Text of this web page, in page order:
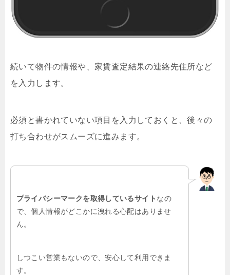
続いて物件の情報や、家賃査定結果の連絡先住所など
を入力します。
必須と書かれていない項目を入力しておくと、後々の
打ち合わせがスムーズに進みます。
プライバシーマークを取得しているサイト なの
で、個人情報がどこかに洩れる心配はありませ
ん。
しつこい営業もないので、安心して利用できま
す。